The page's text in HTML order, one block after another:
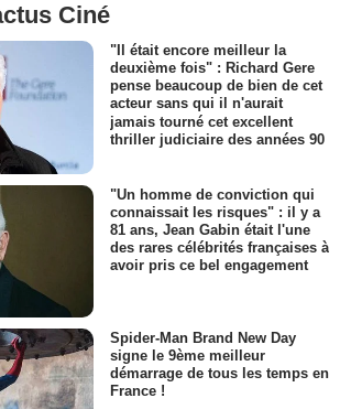
Ciné
"Il était encore meilleur la
deuxième fois" : Richard Gere
pense beaucoup de bien de cet
acteur sans qui il n'aurait
jamais tourné cet excellent
thriller judiciaire des années 90
"Un homme de conviction qui
connaissait les risques" : il y a
81 ans, Jean Gabin était l'une
des rares célébrités françaises à
avoir pris ce bel engagement
Spider-Man Brand New Day
signe le 9ème meilleur
démarrage de tous les temps en
France !